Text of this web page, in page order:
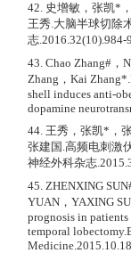
42. 史增敏，张凯*
王秀.大脑半球切除
志.2016.32(10).984-
43. Chao Zhang#，
Zhang，Kai
shell induces anti-
dopamine
44. 王秀，张凯*，
张建国.高频电刺激
神经外科杂志
45. ZHENXING
YUAN，YAXING
prognosis in
temporal